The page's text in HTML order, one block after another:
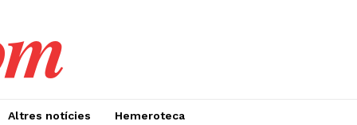
Altres notícies Hemeroteca